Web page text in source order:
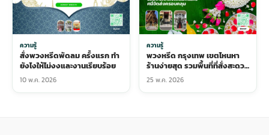
ความรู้
สั่งพวงหรีดพัดลม ครั้งแรก ทำ
ยังไงให้ไม่งงและงานเรียบร้อย
10 พ.ค. 2026
ความรู้
พวงหรีด กรุงเทพ เขตไหนหา
ร้านง่ายสุด รวมพื้นที่ที่สั่งสะดวก
และรัศมีจัดส่งครอบคลุม
25 พ.ค. 2026